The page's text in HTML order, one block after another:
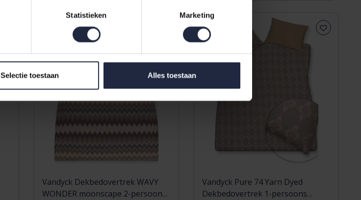
Statistieken Marketing
Selectie toestaan Alles toestaan
Vandyck Dekbedovertrek WAVY
WONDER moonscape 2-persoons
Vandyck Pure 74 Yarn Dyed
Dekbedovertrek 1-persoons